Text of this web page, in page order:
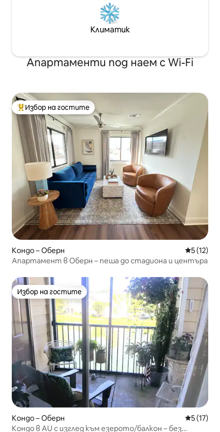
Климатик
Апартаменти под наем с Wi-Fi
Най-популярен избор на гостите
Избор на гостите
Кондо – Оберн Средна
5 (12)
Апартамент в Оберн – пеша до стадиона и центъра
Избор на гостите
Избор на гостите
Кондо – Оберн Средна
5 (17)
Кондо в AU с изглед към езерото/балкон – без